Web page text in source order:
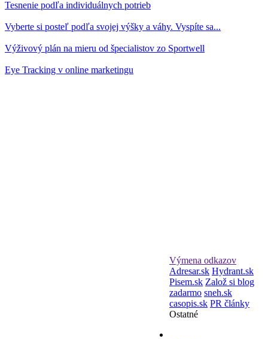
Tesnenie podľa individuálnych potrieb
Vyberte si posteľ podľa svojej výšky a váhy. Vyspíte sa...
Výživový plán na mieru od špecialistov zo Sportwell
Eye Tracking v online marketingu
Výmena odkazov
Adresar.sk Hydrant.sk
Pisem.sk Založ si blog
zadarmo sneh.sk
casopis.sk PR články
Ostatné